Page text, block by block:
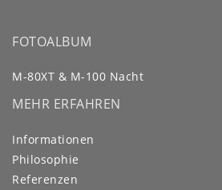
FOTOALBUM
M-80XT & M-100 Nacht
MEHR ERFAHREN
Informationen
Philosophie
Referenzen